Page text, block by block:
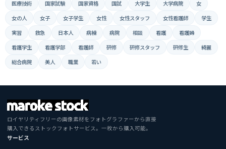
医療技術
国家試験 国家資格 国試 大学生 大学病院
女
女の人
女子 女子学生 女性 女性スタッフ 女性看護師
学生
実習
救急 日本人 病棟 病院 相談 看護
看護婦
看護学生
看護学部 看護師 研修 研修スタッフ 研修生
綺麗
総合病院
美人 職業 若い
ロイヤリティフリーの画像素材をフォトグラファーから直接
購入できるストックフォトサービス。一枚から購入可能。
サービス